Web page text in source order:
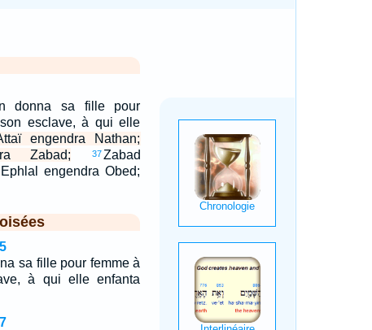
donna sa fille pour
esclave, à qui elle
engendra Nathan;
Zabad;
37 Zabad
engendra Obed;
sa fille pour femme à
à qui elle enfanta